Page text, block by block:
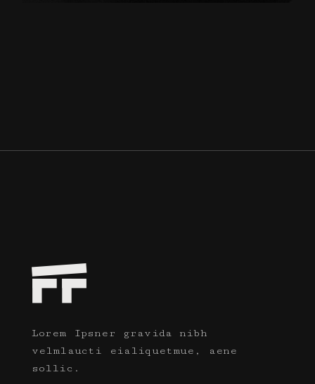
Lorem Ipsner gravida nibh
velmlaucti eialiquetmue, aene
sollic.